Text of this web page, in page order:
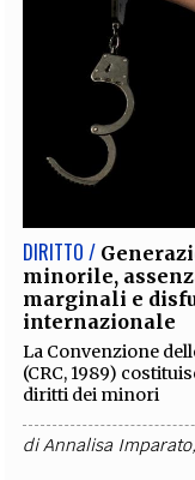
DIRITTO /
minorile,
marginali e
internazionale
La Convenzione
(CRC, 1989)
diritti dei minori
diAnnalisa Imparato,